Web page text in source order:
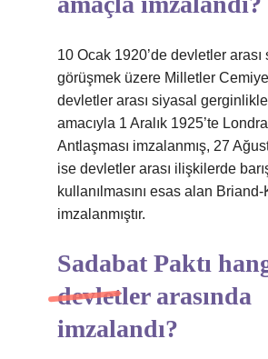
10 Ocak 1920’de devletler arası
görüşmek üzere Milletler
devletler arası siyasal
amacıyla 1 Aralık 1925’te
Antlaşması imzalanmış, 27
ise devletler arası ilişkilerde
kullanılmasını esas alan
imzalanmıştır.
Sadabat Paktı
devletler arasında
imzalandı?